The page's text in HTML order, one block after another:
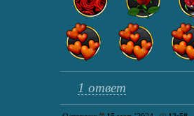
1 ответ